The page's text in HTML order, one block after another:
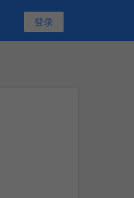
登录